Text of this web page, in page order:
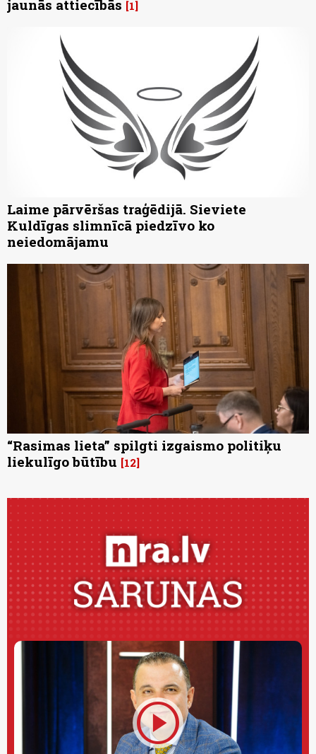
jaunās attiecībās 1
Laime pārvēršas traģēdijā. Sieviete
Kuldīgas slimnīcā piedzīvo ko
neiedomājamu
“Rasimas lieta” spilgti izgaismo politiķu
liekulīgo būtību 12
play_circle